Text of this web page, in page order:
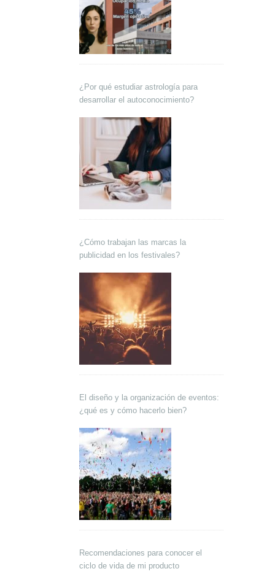
¿Por qué estudiar astrología para
desarrollar el autoconocimiento?
¿Cómo trabajan las marcas la
publicidad en los festivales?
El diseño y la organización de eventos:
¿qué es y cómo hacerlo bien?
Recomendaciones para conocer el
ciclo de vida de mi producto